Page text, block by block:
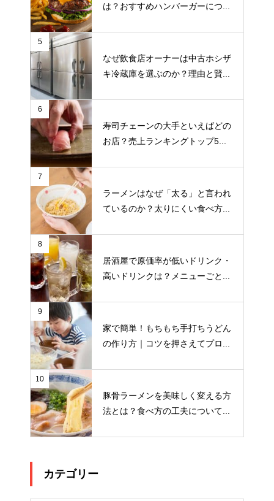
は？おすすめハンバーガーにつ...
5
なぜ飲食店オーナーは中古ホシザ
キ冷蔵庫を選ぶのか？理由と賢...
6
寿司チェーンの大手といえばどの
お店？売上ランキングトップ5...
7
ラーメンはなぜ「太る」と言われ
ているのか？太りにくい食べ方...
8
居酒屋で原価率が低いドリンク・
高いドリンクは？メニューごと...
9
家で簡単！もちもち手打ちうどん
の作り方｜コツを押さえてプロ...
10
豚骨ラーメンを美味しく変える方
法とは？食べ方の工夫について...
カテゴリー